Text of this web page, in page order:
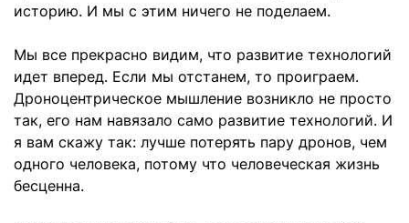
историю. И мы с этим ничего не поделаем.
Мы все прекрасно видим, что развитие технологий
идет вперед. Если мы отстанем, то проиграем.
Дроноцентрическое мышление возникло не просто
так, его нам навязало само развитие технологий. И
я вам скажу так: лучше потерять пару дронов, чем
одного человека, потому что человеческая жизнь
бесценна.